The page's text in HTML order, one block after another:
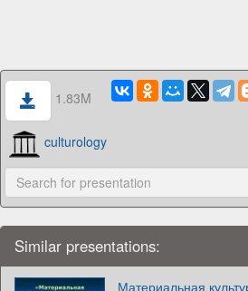
1.83M
culturology
Similar presentations:
Материальная